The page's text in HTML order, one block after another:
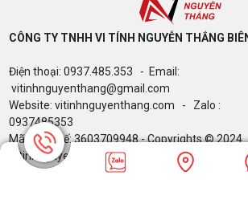
CÔNG TY TNHH VI TÍNH NGUYỄN THẮNG
Điện thoại: 0937.485.353 - Email:
vitinhnguyenthang@gmail.com
Website: vitinhnguyenthang.com - Zalo :
0937485353
Mã Số Thuế: 3603709948 - Copyrights © 2024
Vitinhnguyenthang.com. All Rights Reserved